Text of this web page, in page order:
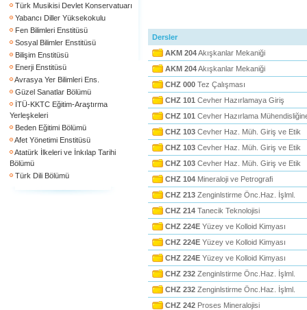
Türk Musikisi Devlet Konservatuarı
Yabancı Diller Yüksekokulu
Fen Bilimleri Enstitüsü
Sosyal Bilimler Enstitüsü
Bilişim Enstitüsü
Enerji Enstitüsü
Avrasya Yer Bilimleri Ens.
Güzel Sanatlar Bölümü
İTÜ-KKTC Eğitim-Araştırma
Yerleşkeleri
Beden Eğitimi Bölümü
Afet Yönetimi Enstitüsü
Atatürk İlkeleri ve İnkılap Tarihi
Bölümü
Türk Dili Bölümü
Dersler
AKM 204Akışkanlar Mekaniği
AKM 204Akışkanlar Mekaniği
CHZ 000 Tez Çalışması
CHZ 101 Cevher Hazırlamaya Giriş
CHZ 101 Cevher Hazırlama
CHZ 103 Cevher Haz. Müh. Giriş ve Etik
CHZ 103 Cevher Haz. Müh. Giriş ve Etik
CHZ 103 Cevher Haz. Müh. Giriş ve Etik
CHZ 104 Mineraloji ve Petrografi
CHZ 213 Zenginlstirme Önc.Haz. İşlml.
CHZ 214 Tanecik Teknolojisi
CHZ 224E Yüzey ve Kolloid Kimyası
CHZ 224E Yüzey ve Kolloid Kimyası
CHZ 224E Yüzey ve Kolloid Kimyası
CHZ 232 Zenginlstirme Önc.Haz. İşlml.
CHZ 232 Zenginlstirme Önc.Haz. İşlml.
CHZ 242 Proses Mineralojisi